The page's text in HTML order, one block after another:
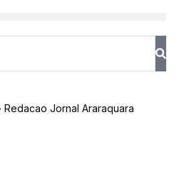
Redacao Jornal Araraquara